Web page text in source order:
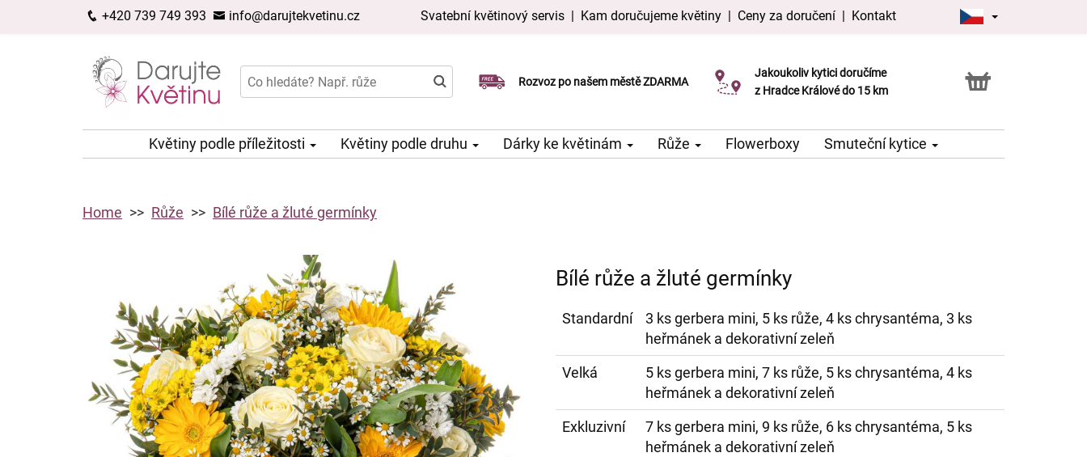
+420 739 749 393 info@darujtekvetinu.cz Svatební květinový servis | Kam doručujeme květiny | Ceny za doručení | Kontakt
Rozvoz po našem městě ZDARMA
Doručujeme již v den objednávky
Možný výběr času a dne doručení
Jakoukoliv kytici doručíme
z Hradce Králové do 15 km
Možnost vyzvednout v naší květince
Květiny podle příležitosti Květiny podle druhu Dárky ke květinám Růže Flowerboxy Smuteční kytice
Home Růže Bílé růže a žluté germínky
Bílé růže a žluté germínky
Standardní
3 ks gerbera mini, 5 ks růže, 4 ks chrysantéma, 3 ks
heřmánek a dekorativní zeleň
Velká
5 ks gerbera mini, 7 ks růže, 5 ks chrysantéma, 4 ks
heřmánek a dekorativní zeleň
Exkluzivní
7 ks gerbera mini, 9 ks růže, 6 ks chrysantéma, 5 ks
heřmánek a dekorativní zeleň